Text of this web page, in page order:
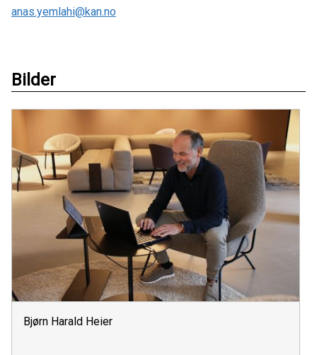
anas.yemlahi@kan.no
Bilder
Bjørn Harald Heier